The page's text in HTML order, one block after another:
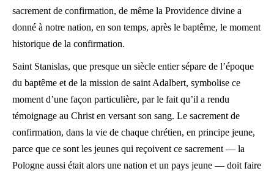
sacrement de confirmation, de même la Providence divine a
donné à notre nation, en son temps, après le baptême, le moment
historique de la confirmation.
Saint Stanislas, que presque un siècle entier sépare de l’époque
du baptême et de la mission de saint Adalbert, symbolise ce
moment d’une façon particulière, par le fait qu’il a rendu
témoignage au Christ en versant son sang. Le sacrement de
confirmation, dans la vie de chaque chrétien, en principe jeune,
parce que ce sont les jeunes qui reçoivent ce sacrement — la
Pologne aussi était alors une nation et un pays jeune — doit faire